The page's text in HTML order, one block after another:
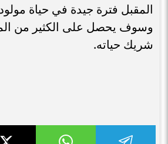
المقبل فترة جيدة في حياة
وسوف يحصل على الكثير من
شريك حياته.